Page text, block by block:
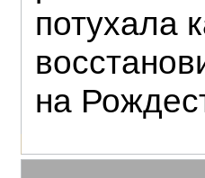
потухала
на